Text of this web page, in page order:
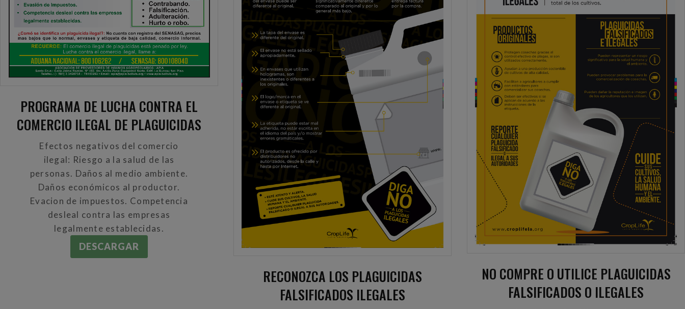
PROGRAMA DE LUCHA CONTRA EL
COMERCIO ILEGAL DE PLAGUICIDAS
Efectos negativos del comercio
ilegal: Riesgo a la salud de las
personas. Daños al medio ambiente.
Daños económicos al productor.
Evacion de impuestos. Competencia
desleal contra las empresas
legalmente establecidas.
DESCARGAR
RECONOZCA LOS PLAGUICIDAS
FALSIFICADOS ILEGALES
NO COMPRE O UTILICE PLAGUICIDAS
FALSIFICADOS O ILEGALES